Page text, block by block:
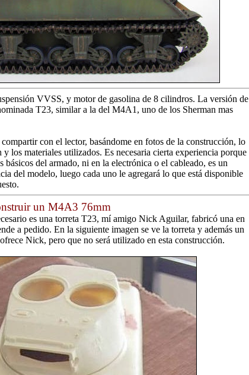
VVSS, y motor de gasolina de 8 cilindros. La versión de
T23, similar a la del M4A1, uno de los Sherman mas
con el lector, basándome en fotos de la construcción, lo
y los materiales utilizados. Es necesaria cierta experiencia porque
básicos del armado, ni en la electrónica o el cableado, es un
del modelo, luego cada uno le agregará lo que está disponible
un M4A3 76mm
es una torreta T23, mí amigo Nick Aguilar, fabricó una en
a pedido. En la siguiente imagen se ve la torreta y además un
Nick, pero que no será utilizado en esta construcción.